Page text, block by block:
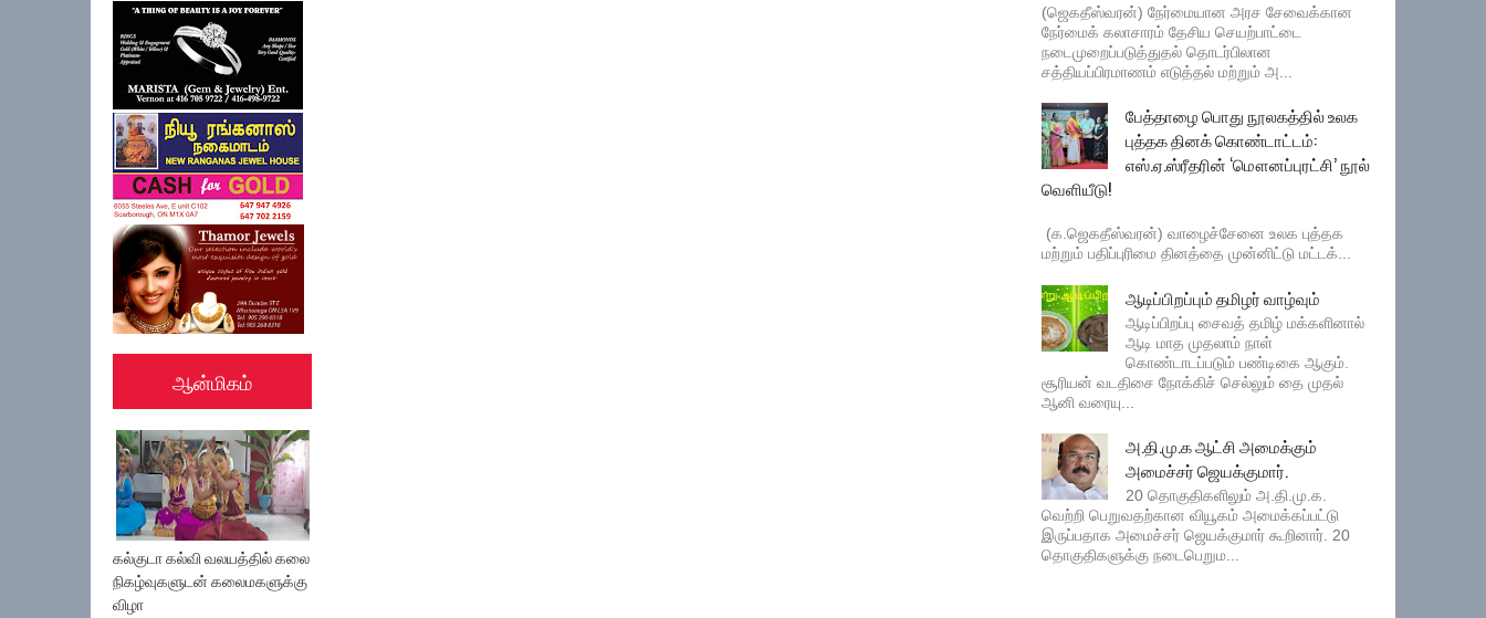
ஆன்மிகம்
கல்குடா கல்வி வலயத்தில் கலை
நிகழ்வுகளுடன் கலைமகளுக்கு
விழா
(ஜெகதீஸ்வரன்) நேர்மையான அரச சேவைக்கான
நேர்மைக் கலாசாரம் தேசிய செயற்பாட்டை
நடைமுறைப்படுத்துதல் தொடர்பிலான
சத்தியப்பிரமாணம் எடுத்தல் மற்றும் அ...
பேத்தாழை பொது நூலகத்தில் உலக
புத்தக தினக் கொண்டாட்டம்:
எஸ்.ஏ.ஸ்ரீதரின் ‘மௌனப்புரட்சி’ நூல்
வெளியீடு!
(க.ஜெகதீஸ்வரன்) வாழைச்சேனை உலக புத்தக
மற்றும் பதிப்புரிமை தினத்தை முன்னிட்டு மட்டக்...
ஆடிப்பிறப்பும் தமிழர் வாழ்வும்
ஆடிப்பிறப்பு சைவத் தமிழ் மக்களினால்
ஆடி மாத முதலாம் நாள்
கொண்டாடப்படும் பண்டிகை ஆகும்.
சூரியன் வடதிசை நோக்கிச் செல்லும் தை முதல்
ஆனி வரையு...
அ.தி.மு.க ஆட்சி அமைக்கும்
அமைச்சர் ஜெயக்குமார்.
20 தொகுதிகளிலும் அ.தி.மு.க.
வெற்றி பெறுவதற்கான வியூகம் அமைக்கப்பட்டு
இருப்பதாக அமைச்சர் ஜெயக்குமார் கூறினார். 20
தொகுதிகளுக்கு நடைபெறும...